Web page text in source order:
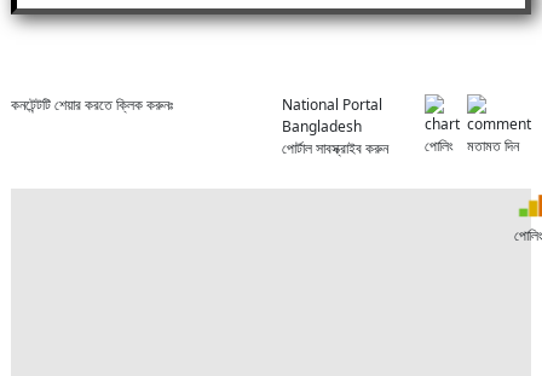
কনটেন্টটি শেয়ার করতে ক্লিক করুনঃ
National Portal
Bangladesh
পোর্টাল সাবস্ক্রাইব করুন
পোলিং মতামত দিন
পোলিং